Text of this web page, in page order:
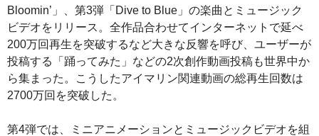
Bloomin’」、第3弾「Dive to Blue」の楽曲とミュージック
ビデオをリリース。全作品合わせてインターネットで延べ
200万回再生を突破するなど大きな反響を呼び、ユーザーが
投稿する「踊ってみた」などの2次創作動画投稿も世界中か
ら集まった。こうしたアイマリン関連動画の総再生回数は
2700万回を突破した。
第4弾では、ミニアニメーションとミュージックビデオを組